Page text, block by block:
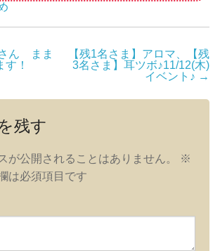
ん まま
！
【残1名さま】アロマ、【残
3名さま】耳ツボ♪11/12(木)
イベント♪ →
残す
が公開されることはありません。
※
は必須項目です